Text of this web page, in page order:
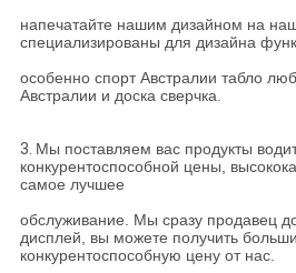
напечатайте нашим дизайном на
специализированы для дизайна
особенно спорт Австралии табло
Австралии и доска сверчка.
3. Мы поставляем вас продукты
конкурентоспособной цены,
самое лучшее
обслуживание. Мы сразу продавец
дисплей, вы можете получить
конкурентоспособную цену от нас.